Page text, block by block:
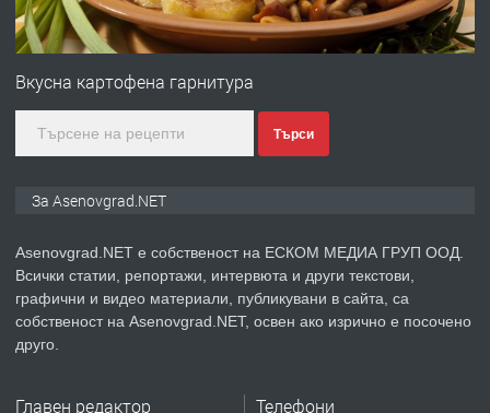
ПРЕДЛАГА
Професионална зеленчукорезачка
преди 2 години
ПРЕДЛАГА
Давам индивидуалани уроци по
Вкусна картофена гарнитура
Търси
За Asenovgrad.NET
Asenovgrad.NET е собственост на ЕСКОМ МЕДИА ГРУП ООД.
Всички статии, репортажи, интервюта и други текстови,
графични и видео материали, публикувани в сайта, са
собственост на Asenovgrad.NET, освен ако изрично е посочено
друго.
Главен редактор Телефони